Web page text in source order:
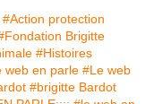
#Action protection
Brigitte
#Histoires
web en parle #Le web
#brigitte Bardot